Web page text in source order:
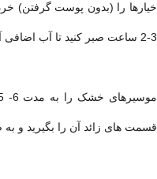
خیارها را (بدون پوست گرفتن)
3-2 ساعت صبر کنید تا آب اضافی آن برود.
قسمت های زائد آن را بگیرید و به